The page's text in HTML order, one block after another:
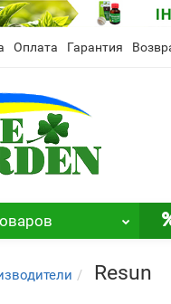
Оплата Гарантия
Resun